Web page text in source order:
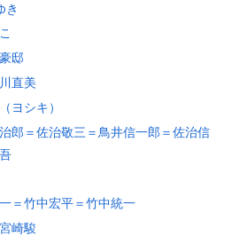
き
邸
直美
ヨシキ）
郎＝佐治敬三＝鳥井信一郎＝佐治信
＝竹中宏平＝竹中統一
崎駿